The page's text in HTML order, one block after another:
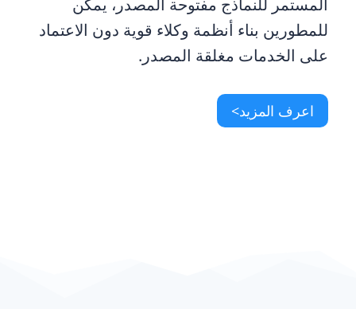
للمطورين بناء أنظمة وكلاء قوية دون الاعتماد
على الخدمات مغلقة المصدر.
اعرف المزيد>